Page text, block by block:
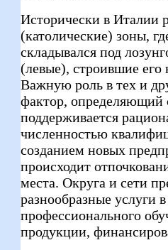
Исторически в Италии
(католические) зоны,
складывался под
(левые), строившие
Важную роль в тех и
фактор, определяющий
поддерживается
численностью
созданием новых
происходит
места. Округа и сети
разнообразные услуги
профессионального
продукции,